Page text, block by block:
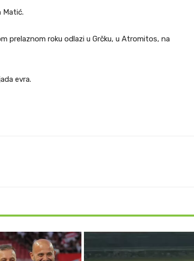
Matić.
prelaznom roku odlazi u Grčku, u Atromitos, na
evra.